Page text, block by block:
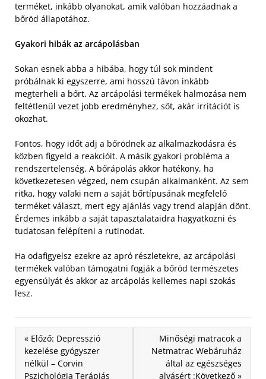
terméket, inkább olyanokat, amik valóban hozzáadnak a
bőröd állapotához.
Gyakori hibák az arcápolásban
Sokan esnek abba a hibába, hogy túl sok mindent
próbálnak ki egyszerre, ami hosszú távon inkább
megterheli a bőrt. Az arcápolási termékek halmozása nem
feltétlenül vezet jobb eredményhez, sőt, akár irritációt is
okozhat.
Fontos, hogy időt adj a bőrödnek az alkalmazkodásra és
közben figyeld a reakcióit. A másik gyakori probléma a
rendszertelenség. A bőrápolás akkor hatékony, ha
következetesen végzed, nem csupán alkalmanként. Az sem
ritka, hogy valaki nem a saját bőrtípusának megfelelő
terméket választ, mert egy ajánlás vagy trend alapján dönt.
Érdemes inkább a saját tapasztalataidra hagyatkozni és
tudatosan felépíteni a rutinodat.
Ha odafigyelsz ezekre az apró részletekre, az arcápolási
termékek valóban támogatni fogják a bőröd természetes
egyensúlyát és akkor az arcápolás kellemes napi szokás
lesz.
« Előző: Depresszió
kezelése gyógyszer
nélkül – Corvin
Pszichológia Terápiás
Minőségi matracok a
Netmatrac Webáruház
által az egészséges
alvásért :Következő »